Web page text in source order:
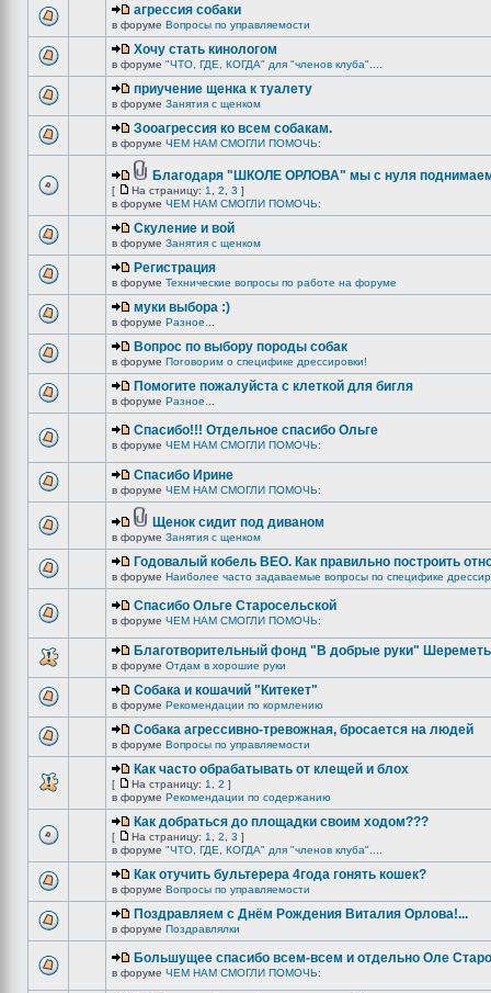
агрессия собаки
в форуме Вопросы по управляемости
Хочу стать кинологом
в форуме "ЧТО, ГДЕ, КОГДА" для "членов клуба"....
приучение щенка к туалету
в форуме Занятия с щенком
Зооагрессия ко всем собакам.
в форуме ЧЕМ НАМ СМОГЛИ ПОМОЧЬ:
Благодаря "ШКОЛЕ ОРЛОВА" мы с нуля
[ На страницу: 1 2 3 ]
в форуме ЧЕМ НАМ СМОГЛИ ПОМОЧЬ:
Скуление и вой
в форуме Занятия с щенком
Регистрация
в форуме Технические вопросы по работе на форуме
муки выбора :)
в форуме Разное...
Вопрос по выбору породы собак
в форуме Поговорим о специфике дрессировки!
Помогите пожалуйста с клеткой для бигля
в форуме Разное...
Спасибо!!! Отдельное спасибо Ольге
в форуме ЧЕМ НАМ СМОГЛИ ПОМОЧЬ:
Спасибо Ирине
в форуме ЧЕМ НАМ СМОГЛИ ПОМОЧЬ:
Щенок сидит под диваном
в форуме Занятия с щенком
Годовалый кобель ВЕО. Как правильно построить
в форуме Наиболее часто задаваемые вопросы по специфике
Спасибо Ольге Старосельской
в форуме ЧЕМ НАМ СМОГЛИ ПОМОЧЬ:
Благотворительный фонд "В добрые руки"
в форуме Отдам в хорошие руки
Собака и кошачий "Китекет"
в форуме Рекомендации по кормлению
Собака агрессивно-тревожная, бросается на людей
в форуме Вопросы по управляемости
Как часто обрабатывать от клещей и блох
[ На страницу: 1 2 ]
в форуме Рекомендации по содержанию
Как добраться до площадки своим ходом???
[ На страницу: 1 2 3 ]
в форуме "ЧТО, ГДЕ, КОГДА" для "членов клуба"....
Как отучить бультерера 4года гонять кошек?
в форуме Вопросы по управляемости
Поздравляем с Днём Рождения Виталия Орлова!...
в форуме Поздравлялки
Большущее спасибо всем-всем и отдельно Оле
в форуме ЧЕМ НАМ СМОГЛИ ПОМОЧЬ: